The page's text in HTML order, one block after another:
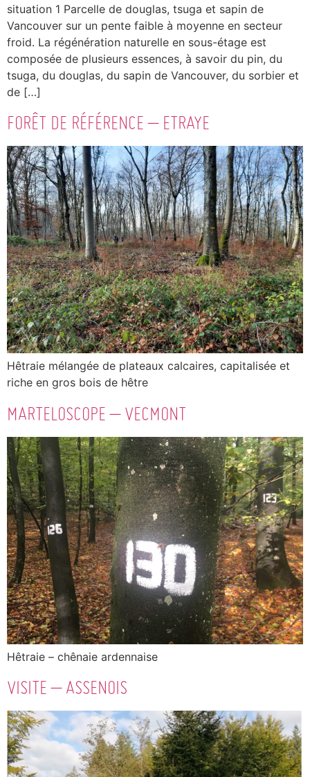
situation 1 Parcelle de douglas, tsuga et sapin de
Vancouver sur un pente faible à moyenne en secteur
froid. La régénération naturelle en sous-étage est
composée de plusieurs essences, à savoir du pin, du
tsuga, du douglas, du sapin de Vancouver, du sorbier et
de […]
FORÊT DE RÉFÉRENCE – ETRAYE
Hêtraie mélangée de plateaux calcaires, capitalisée et
riche en gros bois de hêtre
MARTELOSCOPE – VECMONT
Hêtraie – chênaie ardennaise
VISITE – ASSENOIS